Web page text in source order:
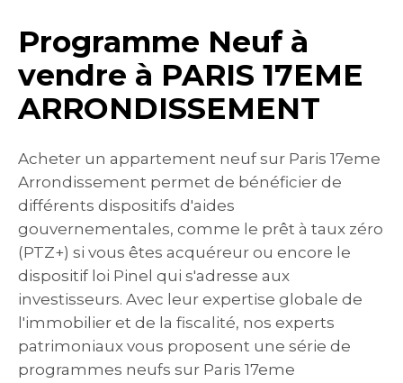
Programme Neuf à
vendre à PARIS 17EME
ARRONDISSEMENT
Acheter un appartement neuf sur Paris 17eme
Arrondissement permet de bénéficier de
différents dispositifs d'aides
gouvernementales, comme le prêt à taux zéro
(PTZ+) si vous êtes acquéreur ou encore le
dispositif loi Pinel qui s'adresse aux
investisseurs. Avec leur expertise globale de
l'immobilier et de la fiscalité, nos experts
patrimoniaux vous proposent une série de
programmes neufs sur Paris 17eme